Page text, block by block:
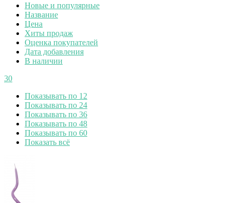
Новые и популярные
Название
Цена
Хиты продаж
Оценка покупателей
Дата добавления
В наличии
30
Показывать по 12
Показывать по 24
Показывать по 36
Показывать по 48
Показывать по 60
Показать всё